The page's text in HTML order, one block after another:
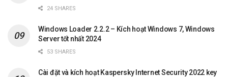
24 SHARES
Windows Loader 2.2.2 – Kích hoạt Windows 7, Windows
Server tốt nhất 2024
53 SHARES
Cài đặt và kích hoạt Kaspersky Internet Security 2022 key